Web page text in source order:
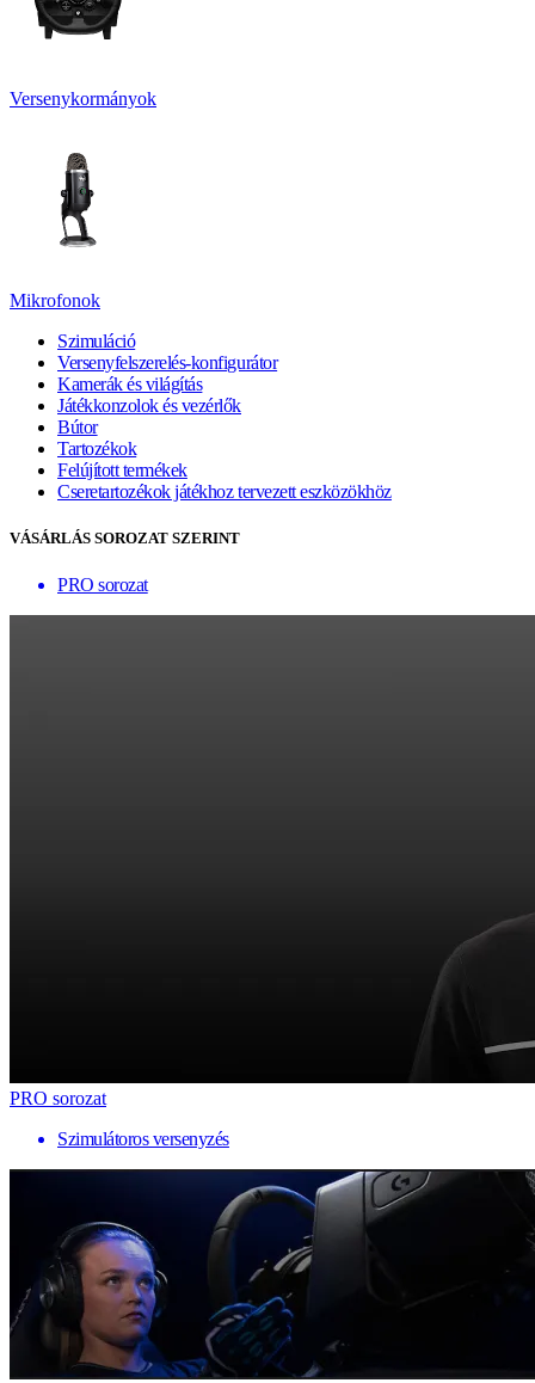
Versenykormányok
Mikrofonok
Szimuláció
Versenyfelszerelés-konfigurátor
Kamerák és világítás
Játékkonzolok és vezérlők
Bútor
Tartozékok
Felújított termékek
Cseretartozékok játékhoz tervezett eszközökhöz
VÁSÁRLÁS SOROZAT SZERINT
PRO sorozat
PRO sorozat
Szimulátoros versenyzés